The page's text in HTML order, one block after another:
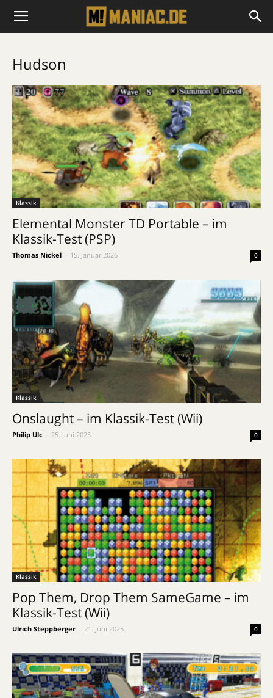
Hudson
Klassik
Elemental Monster TD Portable – im
Klassik-Test (PSP)
Thomas Nickel 15. Januar 2026 0
Klassik
Onslaught – im Klassik-Test (Wii)
Philip Ulc 25. Juni 2025 0
Klassik
Pop Them, Drop Them SameGame – im
Klassik-Test (Wii)
Ulrich Steppberger 21. Juni 2025 0